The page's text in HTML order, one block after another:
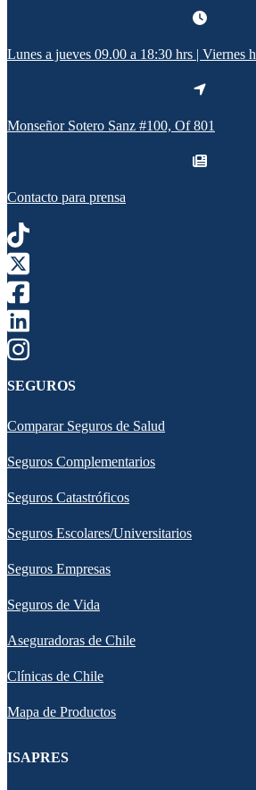
Lunes a jueves 09.00 a 18:30 hrs | Viernes
Monseñor Sotero Sanz #100, Of 801
Contacto para prensa
SEGUROS
Comparar Seguros de Salud
Seguros Complementarios
Seguros Catastróficos
Seguros Escolares/Universitarios
Seguros Empresas
Seguros de Vida
Aseguradoras de Chile
Clínicas de Chile
Mapa de Productos
ISAPRES